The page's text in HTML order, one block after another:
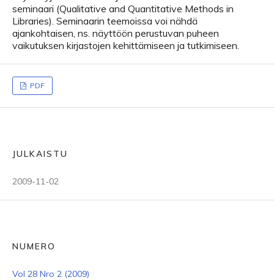
seminaari (Qualitative and Quantitative Methods in
Libraries). Seminaarin teemoissa voi nähdä
ajankohtaisen, ns. näyttöön perustuvan puheen
vaikutuksen kirjastojen kehittämiseen ja tutkimiseen.
PDF
JULKAISTU
2009-11-02
NUMERO
Vol 28 Nro 2 (2009)